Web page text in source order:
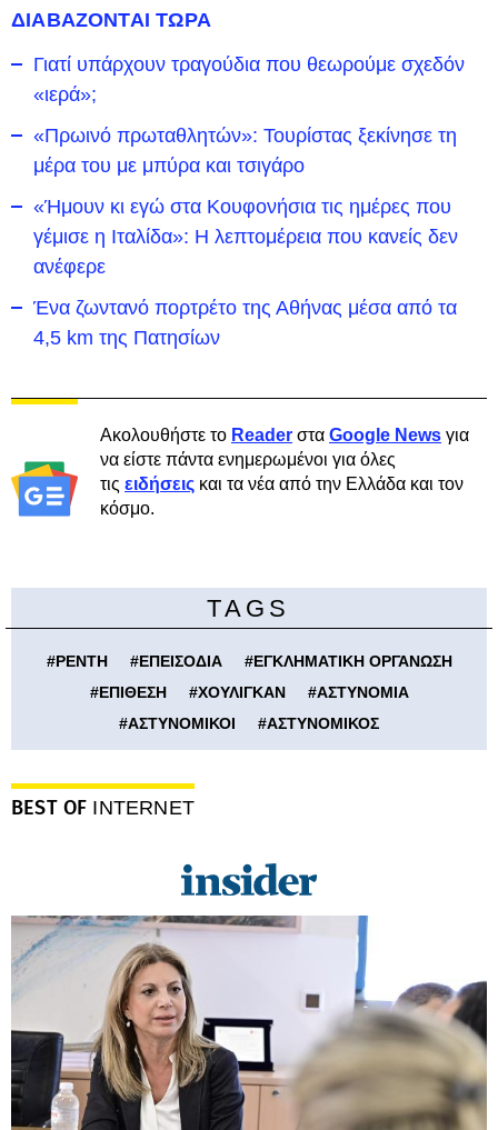
ΔΙΑΒΑΖΟΝΤΑΙ ΤΩΡΑ
Γιατί υπάρχουν τραγούδια που θεωρούμε σχεδόν
«ιερά»;
«Πρωινό πρωταθλητών»: Τουρίστας ξεκίνησε τη
μέρα του με μπύρα και τσιγάρο
«Ήμουν κι εγώ στα Κουφονήσια τις ημέρες που
γέμισε η Ιταλίδα»: Η λεπτομέρεια που κανείς δεν
ανέφερε
Ένα ζωντανό πορτρέτο της Αθήνας μέσα από τα
4,5 km της Πατησίων
Ακολουθήστε το Reader στα Google News για
να είστε πάντα ενημερωμένοι για όλες
τις ειδήσεις και τα νέα από την Ελλάδα και τον
κόσμο.
TAGS
#ΡΕΝΤΗ #ΕΠΕΙΣΟΔΙΑ #ΕΓΚΛΗΜΑΤΙΚΗ ΟΡΓΑΝΩΣΗ
#ΕΠΙΘΕΣΗ #ΧΟΥΛΙΓΚΑΝ #ΑΣΤΥΝΟΜΙΑ
#ΑΣΤΥΝΟΜΙΚΟΙ #ΑΣΤΥΝΟΜΙΚΟΣ
BEST OF INTERNET